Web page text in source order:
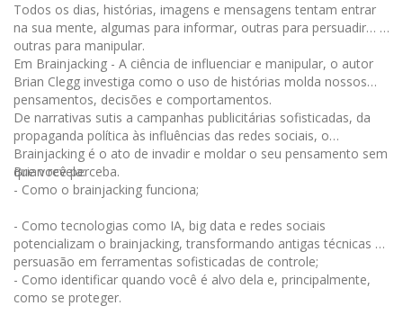
Todos os dias, histórias, imagens e mensagens tentam entrar
na sua mente, algumas para informar, outras para persuadir… e
outras para manipular.
Em Brainjacking - A ciência de influenciar e manipular, o autor
Brian Clegg investiga como o uso de histórias molda nossos
pensamentos, decisões e comportamentos.
De narrativas sutis a campanhas publicitárias sofisticadas, da
propaganda política às influências das redes sociais, o
Brainjacking é o ato de invadir e moldar o seu pensamento sem
que você perceba.
Brian revela:
- Como o brainjacking funciona;
- Como tecnologias como IA, big data e redes sociais
potencializam o brainjacking, transformando antigas técnicas de
persuasão em ferramentas sofisticadas de controle;
- Como identificar quando você é alvo dela e, principalmente,
como se proteger.